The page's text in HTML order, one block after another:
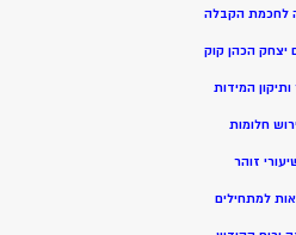
לחכמת הקבלה
יצחק הכהן קוק
ותיקון המידות
חלומות
זוהר
למתחילים